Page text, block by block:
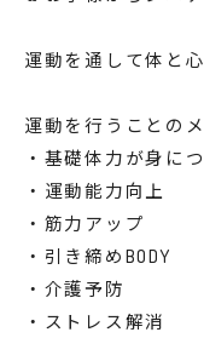
運動を通して体と
運動を行うことの
・基礎体力が身につ
・運動能力向上
・筋力アップ
・引き締めBODY
・介護予防
・ストレス